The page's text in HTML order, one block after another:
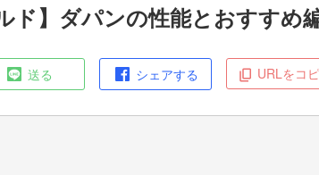
ド】ダパンの性能とおすすめ
送る シェアする URLをコ